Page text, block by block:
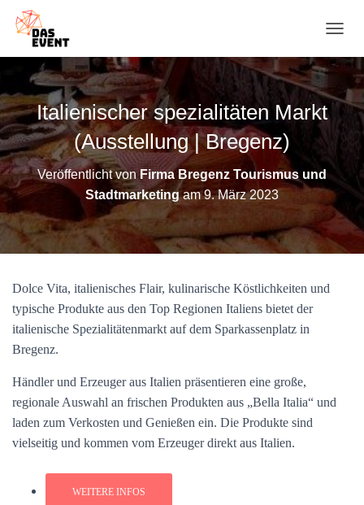
A
G
A
U
M
C
H
Italienischer spezialitäten Markt
(Ausstellung | Bregenz)
Veröffentlicht von Firma Bregenz Tourismus und
Stadtmarketingam9. März 2023
Dolce Vita, italienisches Flair, kulinarische Köstlichkeiten und
typische Produkte aus den Top Regionen Italiens bietet der
italienische Spezialitätenmarkt auf dem Sparkassenplatz in
Bregenz.
Händler und Erzeuger aus Italien präsentieren eine große,
regionale Auswahl an frischen Produkten aus „Bella Italia“ und
laden zum Verkosten und Genießen ein. Die Produkte sind
vielseitig und kommen vom Erzeuger direkt aus Italien.
WEITERE INFOS